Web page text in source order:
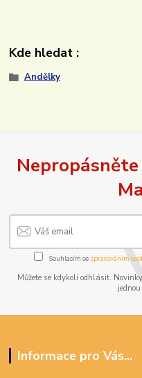
Kde hledat :
Andělky
Souhlasím se zpracováním
Můžete se kdykoli odhlásit.
Informace pro Vás...